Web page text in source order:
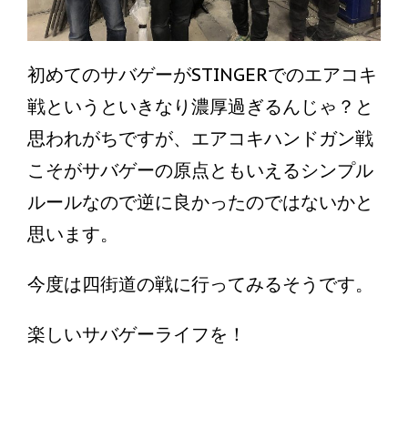
初めてのサバゲーがSTINGERでのエアコキ
戦というといきなり濃厚過ぎるんじゃ？と
思われがちですが、エアコキハンドガン戦
こそがサバゲーの原点ともいえるシンプル
ルールなので逆に良かったのではないかと
思います。
今度は四街道の戦に行ってみるそうです。
楽しいサバゲーライフを！